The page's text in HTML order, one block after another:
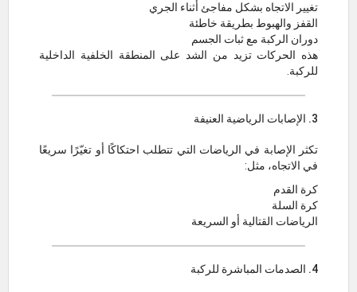
تغيير الاتجاه بشكل مفاجئ أثناء الجري
القفز والهبوط بطريقة خاطئة
دوران الركبة مع ثبات الجسم
هذه الحركات تزيد من الشد على المنطقة الخلفية الداخلية
للركبة.
3. الإصابات الرياضية العنيفة
تكثر الإصابة في الرياضات التي تتطلب احتكاكًا أو تغيّرًا سريعًا
في الاتجاه، مثل:
كرة القدم
كرة السلة
الرياضات القتالية أو السريعة
4. الصدمات المباشرة للركبة